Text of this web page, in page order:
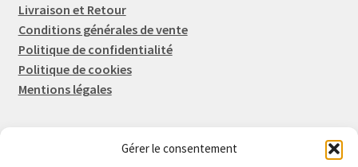
Gérer le consentement
Livraison et Retour
Conditions générales de vente
Politique de confidentialité
Politique de cookies
Mentions légales